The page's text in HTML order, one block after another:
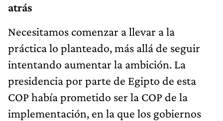
atrás
Necesitamos comenzar a llevar a la
práctica lo planteado, más allá de seguir
intentando aumentar la ambición. La
presidencia por parte de Egipto de esta
COP había prometido ser la COP de la
implementación, en la que los gobiernos